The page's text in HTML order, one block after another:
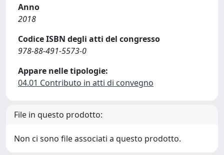
Anno
2018
Codice ISBN degli atti del congresso
978-88-491-5573-0
Appare nelle tipologie:
04.01 Contributo in atti di convegno
File in questo prodotto:
Non ci sono file associati a questo prodotto.